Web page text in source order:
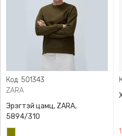
Код: 501343
ZARA
Эрэгтэй цамц, ZARA,
5894/310